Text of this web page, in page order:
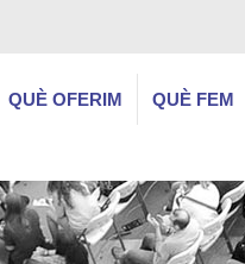
QUÈ OFERIM QUÈ FEM